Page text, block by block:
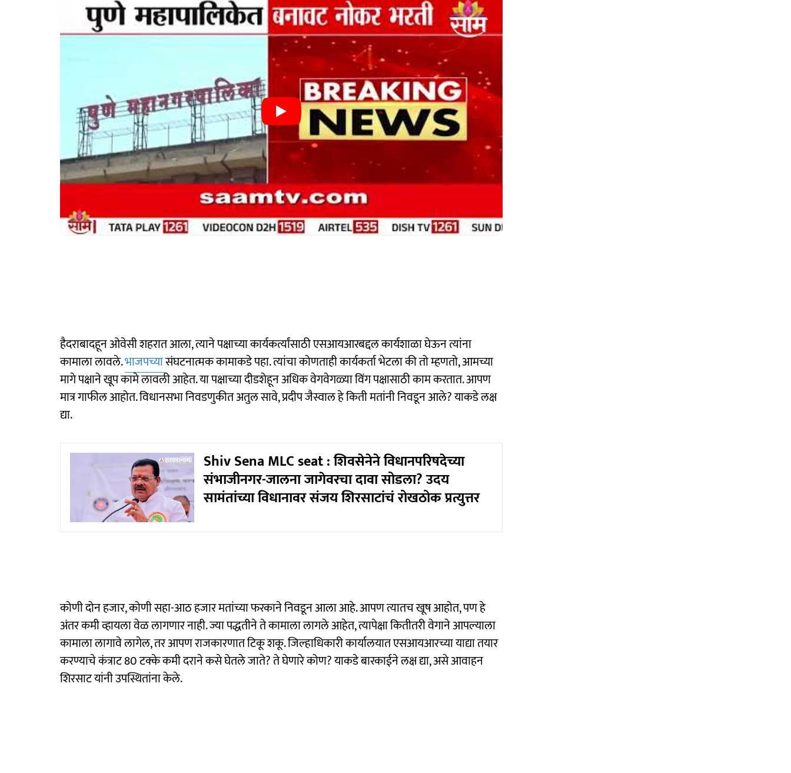
हैदराबादहून ओवेसी शहरात आला, त्याने पक्षाच्या कार्यकर्त्यांसाठी एसआयआरबद्दल कार्यशाळा घेऊन त्यांना
कामाला लावले.भाजपच्यासंघटनात्मक कामाकडे पहा. त्यांचा कोणताही कार्यकर्ता भेटला की तो म्हणतो, आमच्या
मागे पक्षाने खूप कामे लावली आहेत. या पक्षाच्या दीडशेहून अधिक वेगवेगळ्या विंग पक्षासाठी काम करतात. आपण
मात्र गाफील आहोत. विधानसभा निवडणुकीत अतुल सावे, प्रदीप जैस्वाल हे किती मतांनी निवडून आले? याकडे लक्ष
द्या.
Shiv Sena MLC seat : शिवसेनेने विधानपरिषदेच्या
संभाजीनगर-जालना जागेवरचा दावा सोडला? उदय
सामंतांच्या विधानावर संजय शिरसाटांचं रोखठोक प्रत्युत्तर
कोणी दोन हजार, कोणी सहा-आठ हजार मतांच्या फरकाने निवडून आला आहे. आपण त्यातच खूष आहोत, पण हे
अंतर कमी व्हायला वेळ लागणार नाही. ज्या पद्धतीने ते कामाला लागले आहेत, त्यापेक्षा कितीतरी वेगाने आपल्याला
कामाला लागावे लागेल, तर आपण राजकारणात टिकू शकू. जिल्हाधिकारी कार्यालयात एसआयआरच्या याद्या तयार
करण्याचे कंत्राट 80 टक्के कमी दराने कसे घेतले जाते? ते घेणारे कोण? याकडे बारकाईने लक्ष द्या, असे आवाहन
शिरसाट यांनी उपस्थितांना केले.